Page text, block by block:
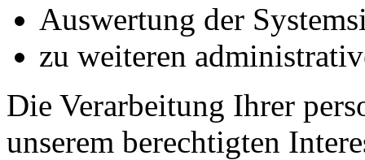
Auswertung der
zu weiteren
Die Verarbeitung Ihrer
unserem berechtigten